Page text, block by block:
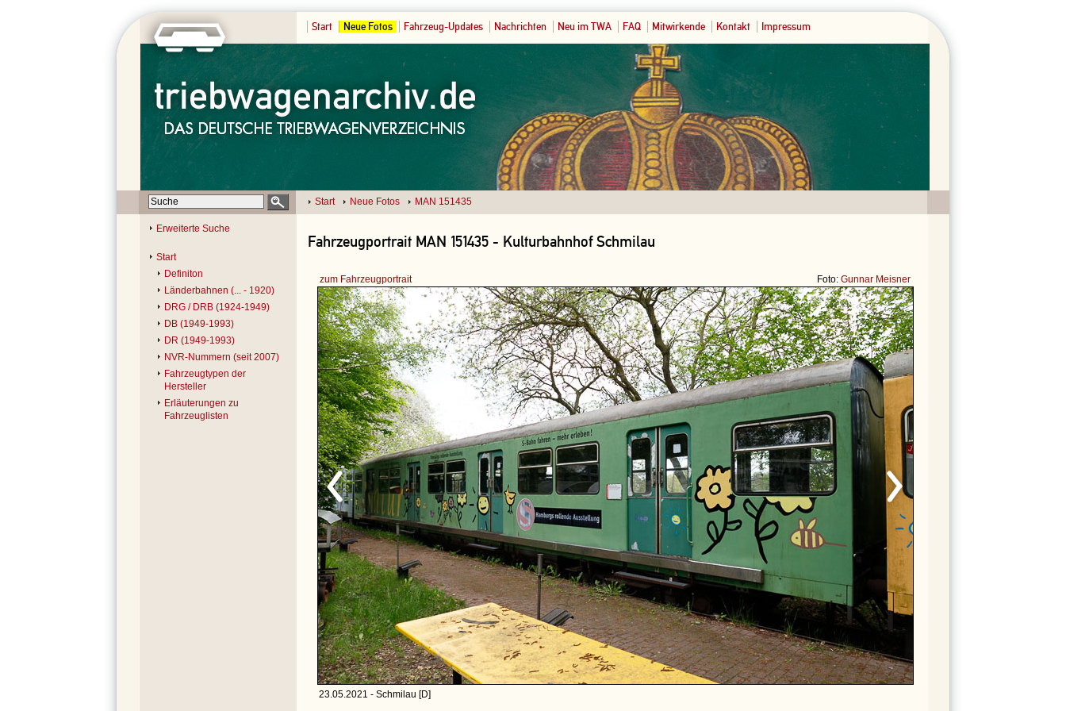
Start Neue Fotos Fahrzeug-Updates Nachrichten Neu im TWA FAQ Mitwirkende Kontakt Impressum
Start Neue Fotos MAN 151435
Erweiterte Suche
Start
Definiton
Länderbahnen (... - 1920)
DRG / DRB (1924-1949)
DB (1949-1993)
DR (1949-1993)
NVR-Nummern (seit 2007)
Fahrzeugtypen der
Hersteller
Erläuterungen zu
Fahrzeuglisten
Fahrzeugportrait MAN 151435 - Kulturbahnhof Schmilau
zum Fahrzeugportrait Foto: Gunnar Meisner
23.05.2021 - Schmilau [D]